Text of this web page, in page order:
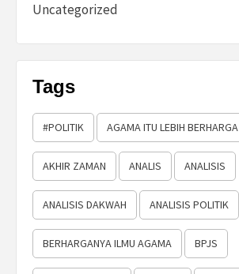
Uncategorized
Tags
#POLITIK AGAMA ITU LEBIH BERHARGA
AKHIR ZAMAN ANALIS ANALISIS
ANALISIS DAKWAH ANALISIS POLITIK
BERHARGANYA ILMU AGAMA BPJS